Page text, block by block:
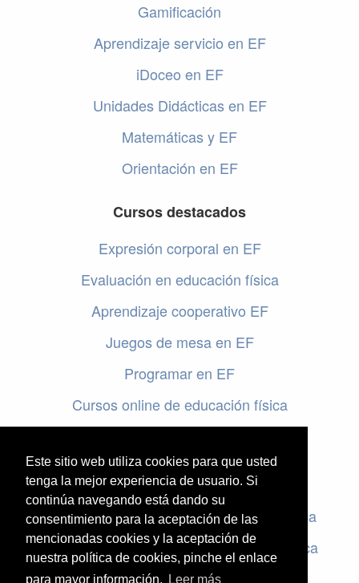
Este sitio web utiliza cookies para que usted
tenga la mejor experiencia de usuario. Si
continúa navegando está dando su
consentimiento para la aceptación de las
mencionadas cookies y la aceptación de
nuestra política de cookies, pinche el enlace
para mayor información.
Leer más
Gamificación
Aprendizaje servicio en EF
iDoceo en EF
Unidades Didácticas en EF
Matemáticas y EF
Orientación en EF
Cursos destacados
Expresión corporal en EF
Evaluación en educación física
Aprendizaje cooperativo EF
Juegos de mesa en EF
Programar en EF
Cursos online de educación física
Evaluación en educación física
Criterios de evaluación en educación física
Rúbricas de evaluación en educación física